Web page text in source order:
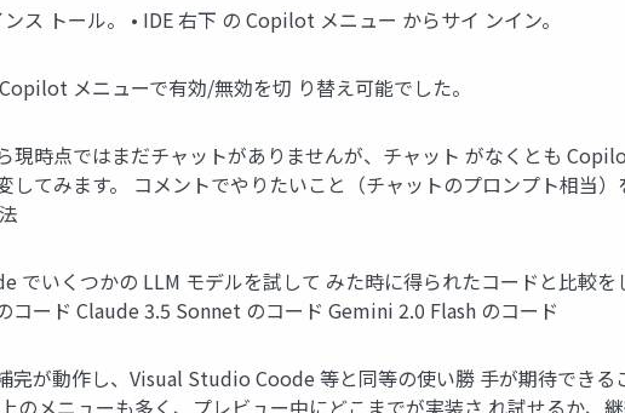
トール。 • IDE 右下 の Copilot メニュー からサイ ンイン。
メニューで有効/無効を切 り替え可能でした。
現時点ではまだチャットがありませんが、チャット がなくとも
てみます。 コメントでやりたいこと（チャットのプロンプト相当
いくつかの LLM モデルを試して みた時に得られたコードと比較を
ード Claude 3.5 Sonnet のコード Gemini 2.0 Flash のコード
が動作し、Visual Studio Coode 等と同等の使い勝 手が期待できる
のメニューも多く、プレビュー中にどこまでが実装さ れ試せるか、